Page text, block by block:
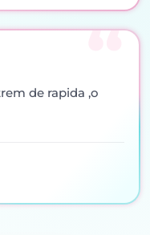
de rapida ,o